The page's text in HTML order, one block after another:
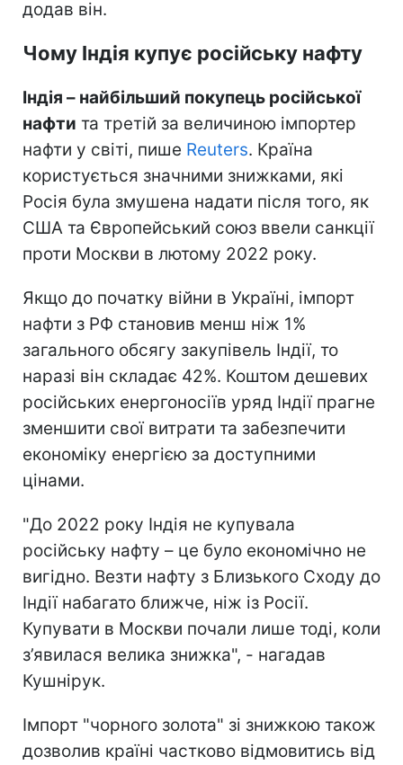
додав він.
Чому Індія купує російську нафту
Індія – найбільший покупець російської
нафти та третій за величиною імпортер
нафти у світі, пише Reuters. Країна
користується значними знижками, які
Росія була змушена надати після того, як
США та Європейський союз ввели санкції
проти Москви в лютому 2022 року.
Якщо до початку війни в Україні, імпорт
нафти з РФ становив менш ніж 1%
загального обсягу закупівель Індії, то
наразі він складає 42%. Коштом дешевих
російських енергоносіїв уряд Індії прагне
зменшити свої витрати та забезпечити
економіку енергією за доступними
цінами.
"До 2022 року Індія не купувала
російську нафту – це було економічно не
вигідно. Везти нафту з Близького Сходу до
Індії набагато ближче, ніж із Росії.
Купувати в Москви почали лише тоді, коли
з’явилася велика знижка", - нагадав
Кушнірук.
Імпорт "чорного золота" зі знижкою також
дозволив країні частково відмовитись від